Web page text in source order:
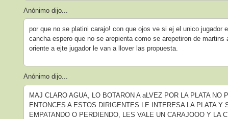
Anónimo dijo...
por que no se platini carajo! con que ojos ve si ej el unico jugador
cancha espero que no se arepienta como se arepetiron de martins
oriente a ejte jugador le van a llover las propuesta.
Anónimo dijo...
MAJ CLARO AGUA, LO BOTARON A aLVEZ POR LA PLATA NO
ENTONCES A ESTOS DIRIGENTES LE INTERESA LA PLATA Y
EMPATANDO O PERDIENDO, LES VALE UN CARAJOOO Y LA